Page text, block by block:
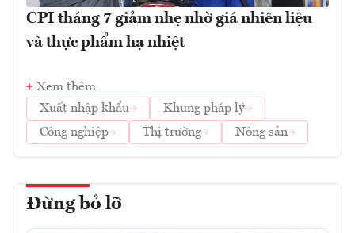
CPI tháng 7 giảm nhẹ nhờ giá nhiên liệu
và thực phẩm hạ nhiệt
Xem thêm
Xuất nhập khẩu
Khung pháp lý
Công nghiệp
Thị trường Nông sản
Đừng bỏ lỡ